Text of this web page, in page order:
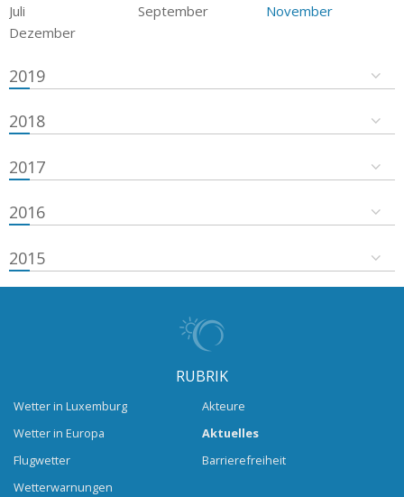
Juli
September
November
Dezember
2019
2018
2017
2016
2015
RUBRIK
Wetter in Luxemburg
Wetter in Europa
Flugwetter
Wetterwarnungen
Akteure
Aktuelles
Barrierefreiheit